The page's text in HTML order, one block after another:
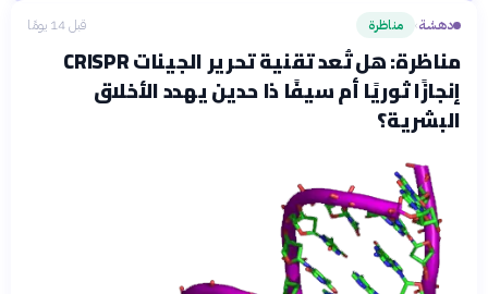
دهشة› مناظرة قبل 14 يومًا
مناظرة: هل تُعد تقنية تحرير الجينات CRISPR
إنجازًا ثوريًا أم سيفًا ذا حدين يهدد الأخلاق
البشرية؟